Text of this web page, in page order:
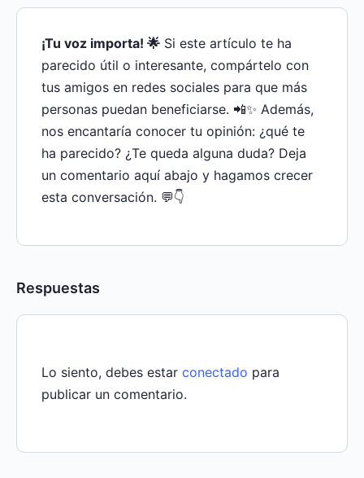
¡Tu voz importa! 🌟 Si este artículo te ha
parecido útil o interesante, compártelo con
tus amigos en redes sociales para que más
personas puedan beneficiarse. 📲✨ Además,
nos encantaría conocer tu opinión: ¿qué te
ha parecido? ¿Te queda alguna duda? Deja
un comentario aquí abajo y hagamos crecer
esta conversación. 💬👇
Respuestas
Lo siento, debes estar conectado para
publicar un comentario.